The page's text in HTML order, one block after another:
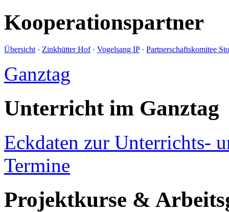
Kooperationspartner
Übersicht · Zinkhütter Hof· Vogelsang IP· Partnerschaftskomitee
Ganztag
Unterricht im Ganztag
Eckdaten zur Unterrichts-
Termine
Projektkurse &